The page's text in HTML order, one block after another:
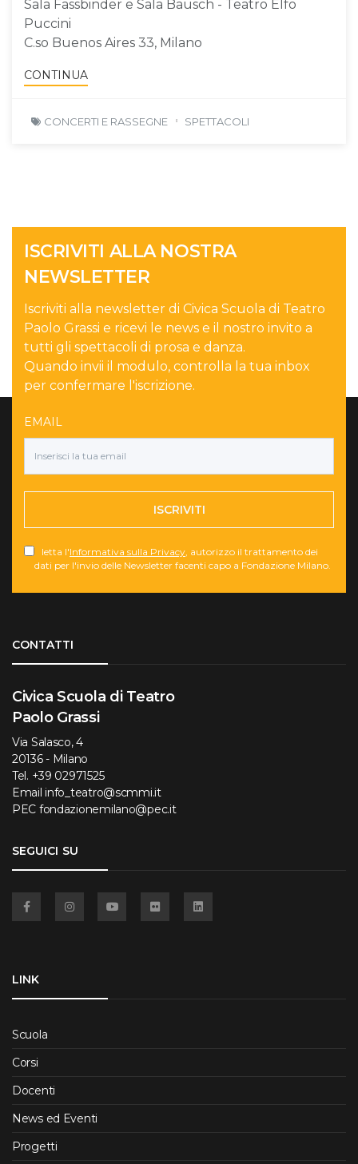
Sala Fassbinder e Sala Bausch - Teatro Elfo
Puccini
C.so Buenos Aires 33, Milano
CONTINUA
CONCERTI E RASSEGNE SPETTACOLI
ISCRIVITI ALLA NOSTRA
NEWSLETTER
Iscriviti alla newsletter di Civica Scuola di Teatro
Paolo Grassi e ricevi le news e il nostro invito a
tutti gli spettacoli di prosa e danza.
Quando invii il modulo, controlla la tua inbox
per confermare l'iscrizione.
EMAIL
ISCRIVITI
letta l'Informativa sulla Privacy, autorizzo il trattamento dei
dati per l'invio delle Newsletter facenti capo a Fondazione Milano.
CONTATTI
Civica Scuola di Teatro
Paolo Grassi
Via Salasco, 4
20136 - Milano
Tel. +39 02971525
Email info_teatro@scmmi.it
PEC fondazionemilano@pec.it
SEGUICI SU
LINK
Scuola
Corsi
Docenti
News ed Eventi
Progetti